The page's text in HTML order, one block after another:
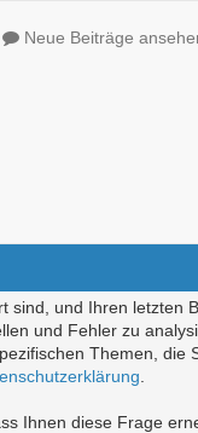
Neue Beiträge
und Ihren
und Fehler zu
Themen,
Ihnen diese Frage